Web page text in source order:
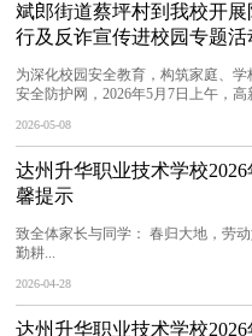
斌郎街道蔡坪村到我校开展
行及反诈宣传进校园专题活
为深化校园安全教育，构筑家庭、
安全防护网，2026年5月7日上午，
2026-05-08
达州升华职业技术学校
馨提示
致全体家长与同学： 春归大地，劳
勤耕...
2026-04-28
达州升华职业技术学校